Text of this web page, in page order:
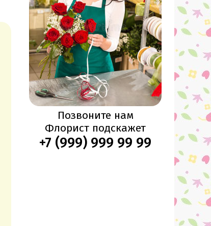
Позвоните нам
Флорист подскажет
+7 (999) 999 99 99